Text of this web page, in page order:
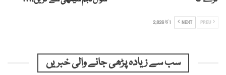
NEXT 1 کا 2,826
سب سے زیادہ پڑھی جانے والی خبریں